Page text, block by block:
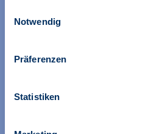
Notwendig
Präferenzen
Statistiken
Wir unterstützen alle
anderem durch Orientierung
aktueller Informationen aus